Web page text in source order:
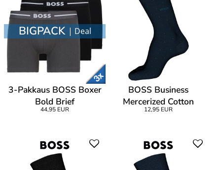
BIGPACK | Deal
3-Pakkaus BOSS Boxer
Bold Brief
44,95 EUR
BOSS Business
Mercerized Cotton
George Dots Sock
12,95 EUR